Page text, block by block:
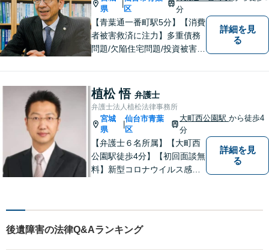
県
区
分
【青葉通一番町駅5分】【消費
者被害救済に注力】多重債務
問題/欠陥住宅問題/投資被害問
相談ください。依頼者様のご
意向を最大限汲み取るべく、
丁寧なヒアリングと相談環境
の整備に努めています。
詳細を見
る
植松 悟 弁護士
弁護士法人植松法律事務所
宮城
県
|
仙台市青葉
区
大町西公園駅から徒歩4
分
【弁護士６名所属】【大町西
公園駅徒歩4分】【初回面談無
料】新型コロナウイルス感染
ご提案いたします。その他分
分に理解できるよう丁寧に説
明することを心がけていま
詳細を見
る
後遺障害の法律Q&Aランキング